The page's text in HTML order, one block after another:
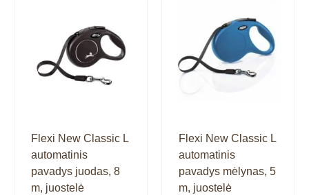
Flexi New Classic L
automatinis
pavadys juodas, 8
m, juostelė
Flexi New Classic L
automatinis
pavadys mėlynas, 5
m, juostelė